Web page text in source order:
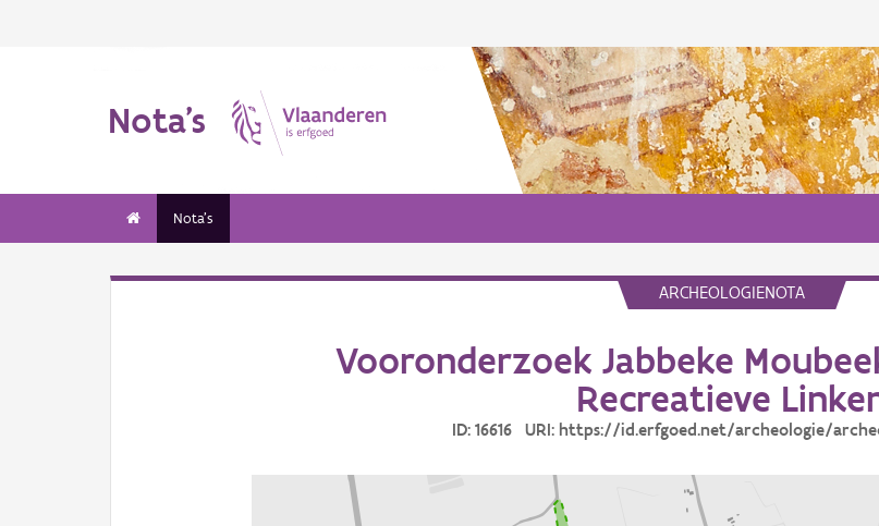
Nota's
Nota's
ARCHEOLOGIENOTA
Vooronderzoek Jabbeke
Recreatieve
ID: 16616 URI: https://id.erfgoed.net/archeologie/